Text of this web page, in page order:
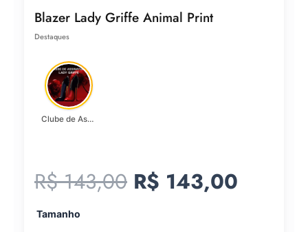
Blazer Lady Griffe Animal Print
Destaques
Clube de Assinatura Lady Griffe
R$143,00 O
R$ 143,00
Tamanho
Blazer